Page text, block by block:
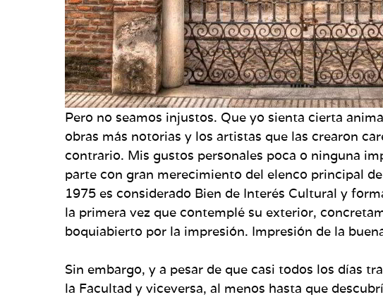
Pero no seamos injustos. Que yo sienta cierta
obras más notorias y los artistas que las crearon
contrario. Mis gustos personales poca o ninguna
parte con gran merecimiento del elenco principal
1975 es considerado Bien de Interés Cultural y
la primera vez que contemplé su exterior,
boquiabierto por la impresión. Impresión de la
Sin embargo, y a pesar de que casi todos los días
la Facultad y viceversa, al menos hasta que